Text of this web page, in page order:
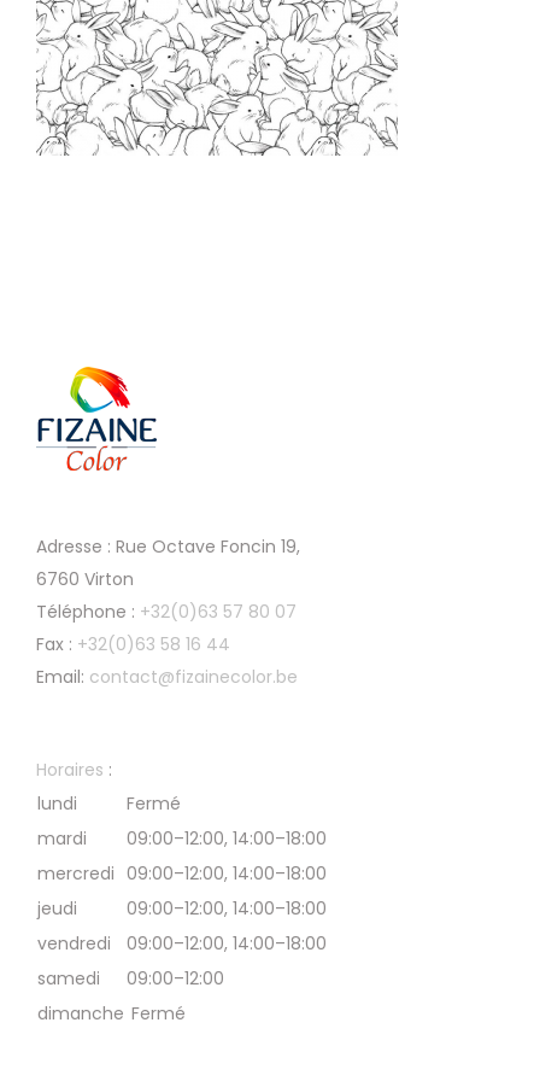
Adresse : Rue Octave Foncin 19,
6760 Virton
Téléphone : +32(0)63 57 80 07
Fax : +32(0)63 58 16 44
Email: contact@fizainecolor.be
Horaires :
lundi
Fermé
mardi
09:00–12:00, 14:00–18:00
mercredi 09:00–12:00, 14:00–18:00
jeudi
09:00–12:00, 14:00–18:00
vendredi
09:00–12:00, 14:00–18:00
samedi
09:00–12:00
dimanche Fermé